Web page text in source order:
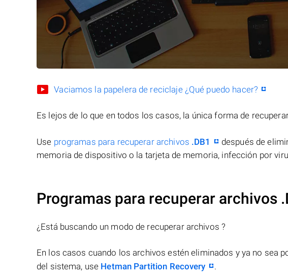
Vaciamos la papelera de reciclaje ¿Qué puedo hacer?
Es lejos de lo que en todos los casos, la única forma de
Use programas para recuperar archivos .DB1
después de
memoria de dispositivo o la tarjeta de memoria, infección por
Programas para recuperar archivos
¿Está buscando un modo de recuperar archivos ?
En los casos cuando los archivos estén eliminados y ya no sea
del sistema, use Hetman Partition Recovery .